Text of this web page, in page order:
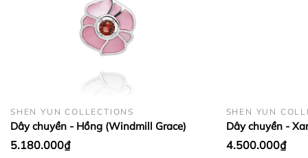
SHEN YUN COLLECTIONS
Dây chuyền - Hồng (Windmill Grace)
5.180.000₫
SHEN YUN
Dây chuyền -
4.500.000₫